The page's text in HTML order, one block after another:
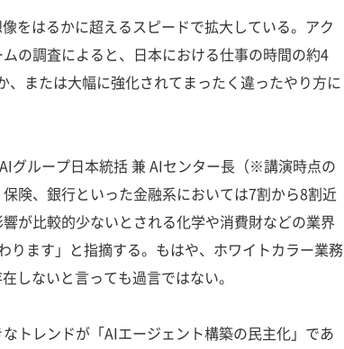
をはるかに超えるスピードで拡大している。アク
の調査によると、日本における仕事の時間の約4
または大幅に強化されてまったく違ったやり方に
グループ日本統括 兼 AIセンター長（※講演時点の
険、銀行といった金融系においては7割から8割近
が比較的少ないとされる化学や消費財などの業界
ります」と指摘する。もはや、ホワイトカラー業務
しないと言っても過言ではない。
トレンドが「AIエージェント構築の民主化」であ